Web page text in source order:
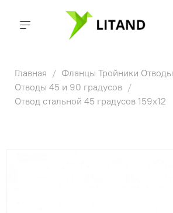
Главная Фланцы Тройники Отводы
Отводы 45 и 90 градусов
Отвод стальной 45 градусов 159х12